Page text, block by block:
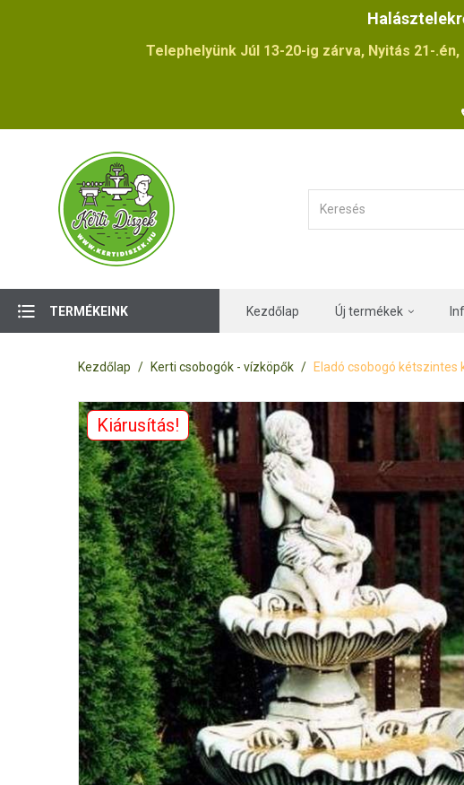
Telephelyünk Júl 13-20-ig zárva, Nyitás 21-
TERMÉKEINK Kezdőlap Új termékek
Kezdőlap Kerti csobogók - vízköpők Eladó csobogó kétszintes
Kiárusítás!